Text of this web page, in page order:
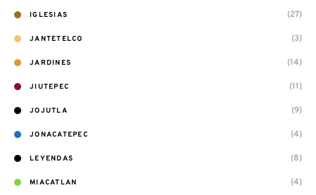
IGLESIAS (27)
JANTETELCO (3)
JARDINES (14)
JIUTEPEC (11)
JOJUTLA (9)
JONACATEPEC (4)
LEYENDAS (8)
MIACATLAN (4)